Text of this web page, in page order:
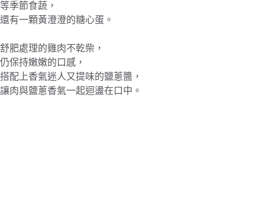
等季節食蔬，
還有一顆黃澄澄的糖心蛋。
舒肥處理的雞肉不乾柴，
仍保持嫩嫩的口感，
搭配上香氣迷人又提味的鹽蔥醬，
讓肉與鹽蔥香氣一起迴盪在口中。